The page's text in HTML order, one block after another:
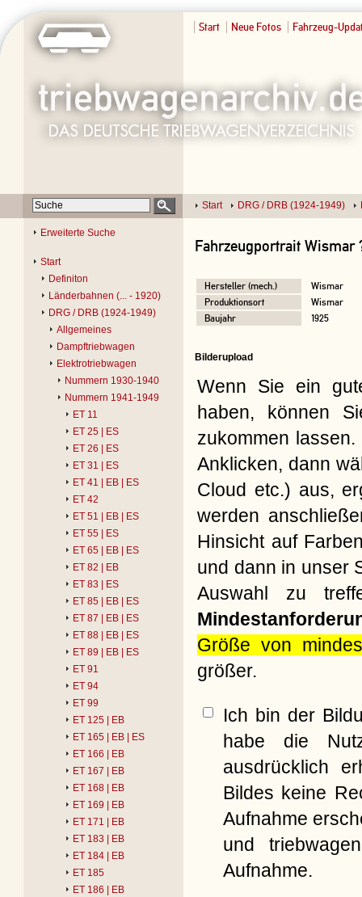
Start Neue Fotos Fahrzeug-
Start DRG / DRB (1924-1949)
Erweiterte Suche
Start
Definiton
Länderbahnen (... - 1920)
DRG / DRB (1924-1949)
Allgemeines
Dampftriebwagen
Elektrotriebwagen
Nummern 1930-1940
Nummern 1941-1949
ET 11
ET 25 | ES
ET 26 | ES
ET 31 | ES
ET 41 | EB | ES
ET 42
ET 51 | EB | ES
ET 55 | ES
ET 65 | EB | ES
ET 82 | EB
ET 83 | ES
ET 85 | EB | ES
ET 87 | EB | ES
ET 88 | EB | ES
ET 89 | EB | ES
ET 91
ET 94
ET 99
ET 125 | EB
ET 165 | EB | ES
ET 166 | EB
ET 167 | EB
ET 168 | EB
ET 169 | EB
ET 171 | EB
ET 183 | EB
ET 184 | EB
ET 185
ET 186 | EB
Fahrzeugportrait Wismar
Hersteller (mech.)
Wismar
Produktionsort
Wismar
Baujahr
1925
Bilderupload
Wenn Sie ein
haben, können
zukommen
Anklicken, dann
Cloud etc.) aus,
werden
Hinsicht auf
und dann in unser
Auswahl zu
Größe von
größer.
Ich bin der
habe die
ausdrücklich
Bildes keine
Aufnahme
und
Aufnahme.